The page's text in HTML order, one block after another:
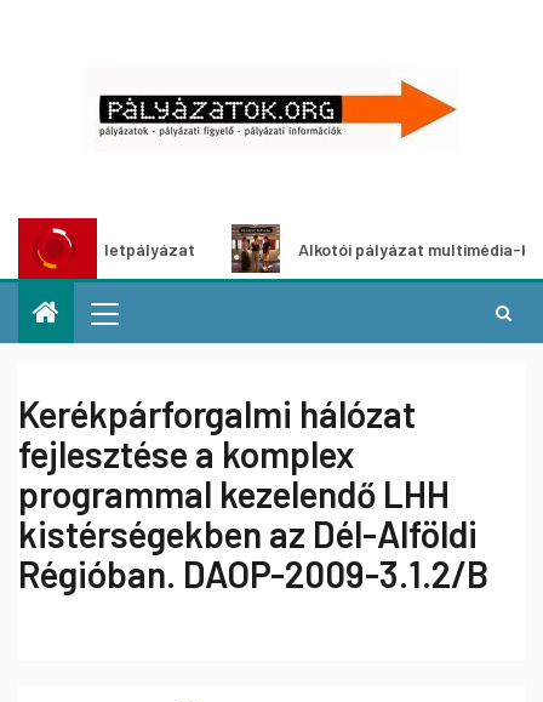
ötletpályázat Alkotói pályázat multimédia-
Kerékpárforgalmi hálózat
fejlesztése a komplex
programmal kezelendő LHH
kistérségekben az Dél-Alföldi
Régióban. DAOP-2009-3.1.2/B